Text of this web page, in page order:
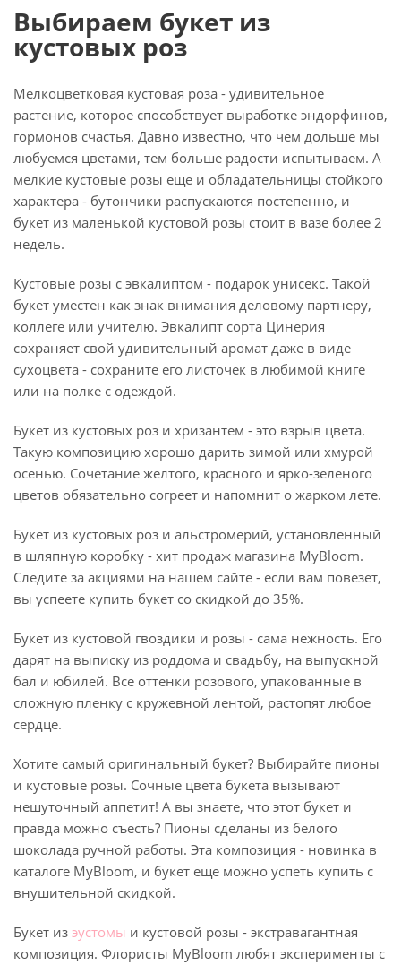
Выбираем букет из
кустовых роз
Мелкоцветковая кустовая роза - удивительное
растение, которое способствует выработке эндорфинов,
гормонов счастья. Давно известно, что чем дольше мы
любуемся цветами, тем больше радости испытываем. А
мелкие кустовые розы еще и обладательницы стойкого
характера - бутончики распускаются постепенно, и
букет из маленькой кустовой розы стоит в вазе более 2
недель.
Кустовые розы с эвкалиптом - подарок унисекс. Такой
букет уместен как знак внимания деловому партнеру,
коллеге или учителю. Эвкалипт сорта Цинерия
сохраняет свой удивительный аромат даже в виде
сухоцвета - сохраните его листочек в любимой книге
или на полке с одеждой.
Букет из кустовых роз и хризантем - это взрыв цвета.
Такую композицию хорошо дарить зимой или хмурой
осенью. Сочетание желтого, красного и ярко-зеленого
цветов обязательно согреет и напомнит о жарком лете.
Букет из кустовых роз и альстромерий, установленный
в шляпную коробку - хит продаж магазина MyBloom.
Следите за акциями на нашем сайте - если вам повезет,
вы успеете купить букет со скидкой до 35%.
Букет из кустовой гвоздики и розы - сама нежность. Его
дарят на выписку из роддома и свадьбу, на выпускной
бал и юбилей. Все оттенки розового, упакованные в
сложную пленку с кружевной лентой, растопят любое
сердце.
Хотите самый оригинальный букет? Выбирайте пионы
и кустовые розы. Сочные цвета букета вызывают
нешуточный аппетит! А вы знаете, что этот букет и
правда можно съесть? Пионы сделаны из белого
шоколада ручной работы. Эта композиция - новинка в
каталоге MyBloom, и букет еще можно успеть купить с
внушительной скидкой.
Букет из эустомы и кустовой розы - экстравагантная
композиция. Флористы MyBloom любят эксперименты с